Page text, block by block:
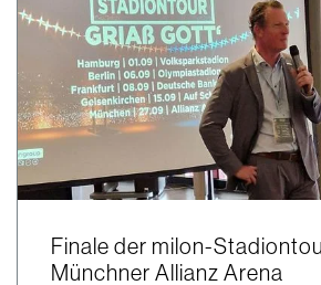
Finale der milon-
Münchner Allianz Arena